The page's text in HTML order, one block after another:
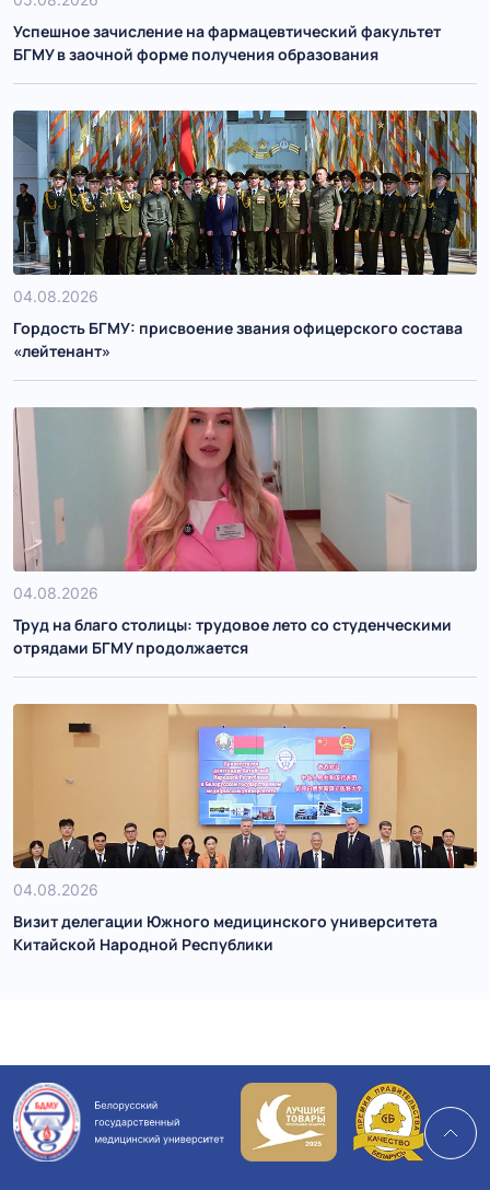
Успешное зачисление на фармацевтический факультет
БГМУ в заочной форме получения образования
04.08.2026
Гордость БГМУ: присвоение звания офицерского состава
«лейтенант»
04.08.2026
Труд на благо столицы: трудовое лето со студенческими
отрядами БГМУ продолжается
04.08.2026
Визит делегации Южного медицинского университета
Китайской Народной Республики